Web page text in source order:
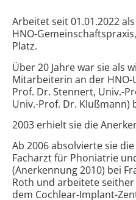
Arbeitet seit 01.01.2022
HNO-
Platz.
Über 20 Jahre war sie als
Mitarbeiterin an der HNO-
Prof. Dr. Stennert, Univ.-
Univ.-Prof. Dr. Klußmann)
2003 erhielt sie die
Ab 2006 absolvierte sie
Facharzt für Phoniatrie
(Anerkennung 2010) bei
Roth und arbeitete
dem Cochlear-Implant-